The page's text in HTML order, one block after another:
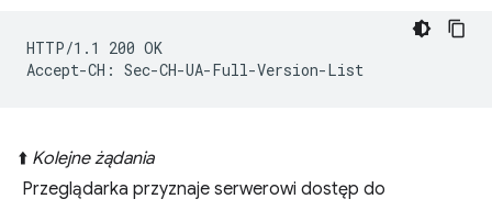
HTTP/1.1 200 OK
⬆️ Kolejne żądania
Przeglądarka przyznaje serwerowi dostęp do